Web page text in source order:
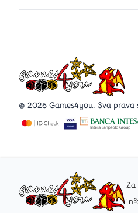
Za
Games4you logo
© 2026 Games4you. Sva prava